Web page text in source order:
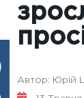
Автор: Юрій